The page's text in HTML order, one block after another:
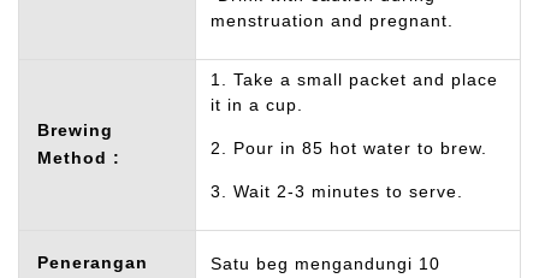
menstruation and pregnant.
Brewing
Method :
1. Take a small packet and place
it in a cup.
2. Pour in 85 hot water to brew.
3. Wait 2-3 minutes to serve.
Penerangan
Satu beg mengandungi 10